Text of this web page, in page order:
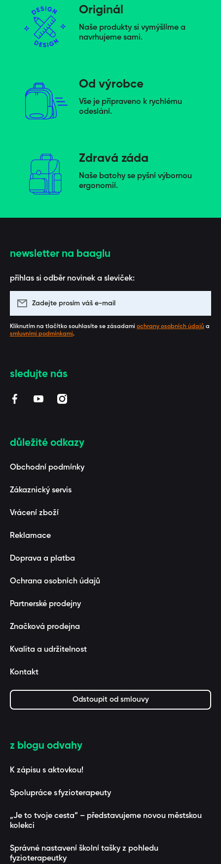
Originál
Naše produkty si vymýšlíme a
navrhujeme sami.
Od výrobce
Vše je připraveno k rychlému
odeslání.
Zdravá záda
Naše batohy se pyšní výbornou
ergonomií.
newsletter na baaglu
přihlas si odběr novinek a sleviček:
Zadejte prosím váš e-mail
Kliknutím na tlačítko souhlasíte se zásadami ochrany osobních údajů a
smluvními podmínkami.
sledujte nás
facebookcom/BAAGL/
youtubecom/channel/
instagramcom/baaglcz/
důležité odkazy
Obchodní podmínky
Zákaznický servis
Vrácení zboží
Reklamace
Doprava a platba
Ochrana osobních údajů
Partnerské prodejny
Značková prodejna
Kvalita a udržitelnost
Kontakt
Odstoupit od smlouvy
z blogu odvahy
K zápisu s aktovkou!
Spolupráce s fyzioterapeuty
„Je to tvoje cesta“ – představujeme novou městskou
kolekci
Správné nastavení školní tašky z pohledu
fyzioterapeutky